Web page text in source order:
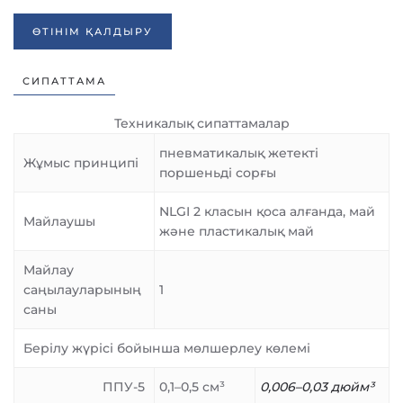
ӨТІНІМ ҚАЛДЫРУ
СИПАТТАМА
Техникалық сипаттамалар
Жұмыс принципі
пневматикалық жетекті
поршеньді сорғы
Майлаушы
NLGI 2 класын қоса алғанда, май
және пластикалық май
Майлау
саңылауларының
саны
1
Берілу жүрісі бойынша мөлшерлеу көлемі
ППУ-5 0,1–0,5 см³ 0,006–0,03 дюйм³